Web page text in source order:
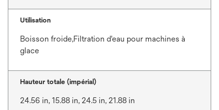
Utilisation
Boisson froide,Filtration d'eau pour machines à
glace
Hauteur totale (impérial)
24.56 in, 15.88 in, 24.5 in, 21.88 in